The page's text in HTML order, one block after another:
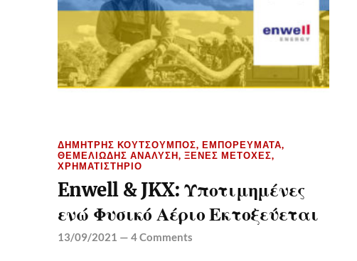
ΔΗΜΉΤΡΗΣ ΚΟΥΤΣΟΥΜΠΌΣ, ΕΜΠΟΡΕΎΜΑΤΑ,
ΘΕΜΕΛΙΏΔΗΣ ΑΝΆΛΥΣΗ, ΞΈΝΕΣ ΜΕΤΟΧΈΣ,
ΧΡΗΜΑΤΙΣΤΉΡΙΟ
Enwell & JKX: Υποτιμημένες
ενώ Φυσικό Αέριο Εκτοξεύεται
13/09/2021 — 4 Comments